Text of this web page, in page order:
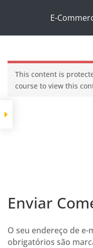
E-
This content is
course to view this
Enviar
O seu endereço de
obrigatórios são